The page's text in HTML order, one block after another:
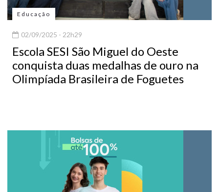
Educação
02/09/2025 - 22h29
Escola SESI São Miguel do Oeste
conquista duas medalhas de ouro na
Olimpíada Brasileira de Foguetes